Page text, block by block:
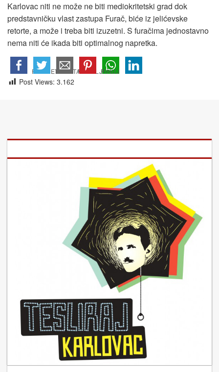
Karlovac niti ne može ne biti mediokritetski grad dok
predstavničku vlast zastupa Furač, biće iz jelićevske
retorte, a može i treba biti izuzetni. S furačima jednostavno
nema niti će ikada biti optimalnog napretka.
Post Views: 3.162